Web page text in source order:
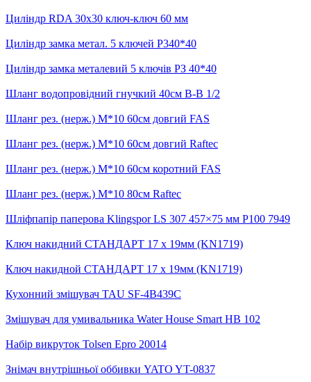
Циліндр RDA 30x30 ключ-ключ 60 мм
Циліндр замка метал. 5 ключей P340*40
Циліндр замка металевий 5 ключів РЗ 40*40
Шланг водопровідний гнучкий 40см В-В 1/2
Шланг рез. (нерж.) М*10 60см довгий FAS
Шланг рез. (нерж.) М*10 60см довгий Raftec
Шланг рез. (нерж.) М*10 60см коротний FAS
Шланг рез. (нерж.) М*10 80см Raftec
Шліфпапір паперова Klingspor LS 307 457×75 мм P100 7949
Ключ накидний СТАНДАРТ 17 х 19мм (KN1719)
Ключ накидной СТАНДАРТ 17 х 19мм (KN1719)
Кухонний змішувач TAU SF-4B439C
Змішувач для умивальника Water House Smart HB 102
Набір викруток Tolsen Epro 20014
Знімач внутрішньої оббивки YATO YT-0837